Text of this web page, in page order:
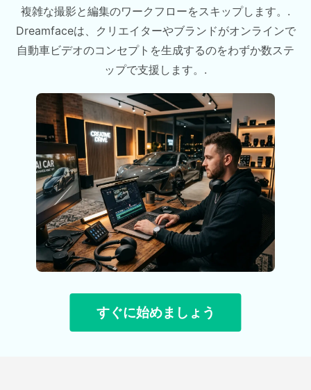
複雑な撮影と編集のワークフローをスキップします。.
Dreamfaceは、クリエイターやブランドがオンラインで
自動車ビデオのコンセプトを生成するのをわずか数ステ
ップで支援します。.
すぐに始めましょう